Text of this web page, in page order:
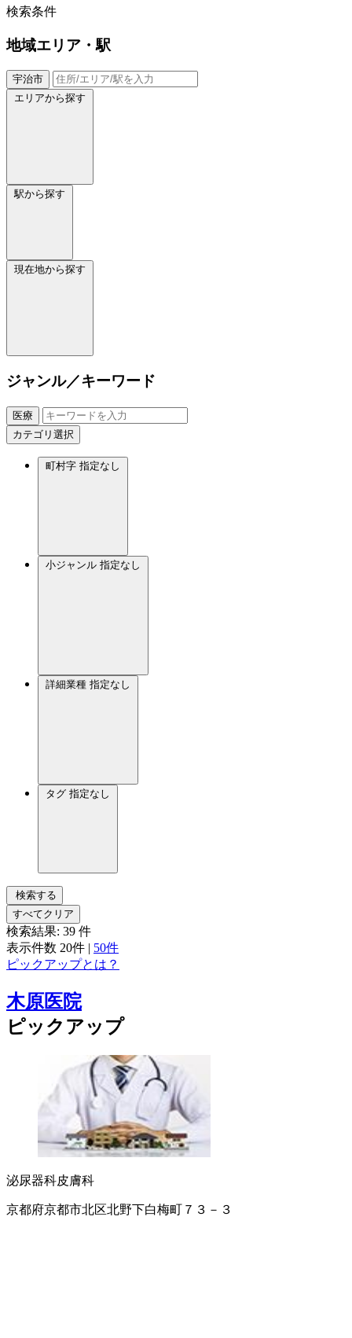
検索条件
地域エリア・駅
宇治市
エリアから探す
駅から探す
現在地から探す
ジャンル／キーワード
医療
カテゴリ選択
町村字 指定なし
小ジャンル 指定なし
詳細業種 指定なし
タグ 指定なし
検索する
すべてクリア
検索結果: 39 件
表示件数 20件 | 50件
ピックアップとは？
木原医院
ピックアップ
泌尿器科皮膚科
京都府京都市北区北野下白梅町７３－３